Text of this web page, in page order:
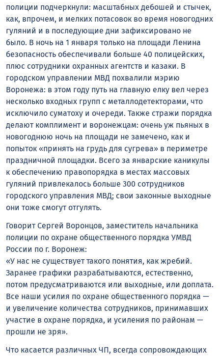
полиции подчеркнули: масштабных дебошей и стычек,
как, впрочем, и мелких потасовок во время новогодних
гуляний и в последующие дни зафиксировано не
было. В ночь на 1 января только на площади Ленина
безопасность обеспечивали больше 40 полицейских,
плюс сотрудники охранных агентств и казаки. В
городском управлении МВД похвалили мэрию
Воронежа: в этом году путь на главную елку вел через
несколько входных групп с металлодетекторами, что
исключило суматоху и очереди. Также стражи порядка
делают комплимент и воронежцам: очень уж пьяных в
новогоднюю ночь на площади не замечено, как и
попыток «принять на грудь для сугрева» в периметре
праздничной площадки. Всего за январские каникулы
к обеспечению правопорядка в местах массовых
гуляний привлекалось больше 300 сотрудников
городского управления МВД; свои законные выходные
они тоже смогут отгулять.
Говорит Сергей Воронцов, заместитель начальника
полиции по охране общественного порядка УМВД
России по г. Воронеж:
«У нас не существует такого понятия, как жребий.
Заранее графики разрабатываются, естественно,
потом предусматриваются или выходные, или доплата.
Все наши усилия по охране общественного порядка —
и увеличение количества сотрудников, принимавших
участие в охране порядка, и усиления по районам —
прошли не зря».
Что касается различных ЧП, всегда сопровождающих